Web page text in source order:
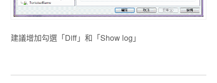
建議增加勾選「Diff」和「Show log」